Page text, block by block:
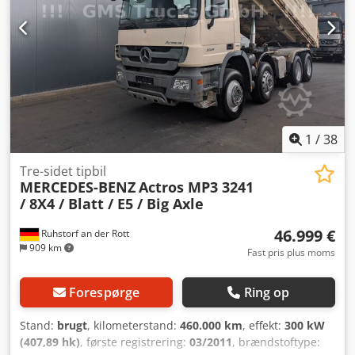
finansiering eller leasing. EU-salg: netto efter forevisning
af firmadokumenter og moms-/VAT-nummer.
Momsdepositum 2000 € Vores service til dig: - Toldplader -
Eksportdokumenter og EUR1-certifikat - Transport over
hele verden - Overnatningsmuligheder - Transport til/fra
München lufthavn eller Passau togstation.
1 /38
Ruhstorf an der Rott
909 km
Tre-sidet tipbil
MERCEDES-BENZActros MP3 3241
/ 8X4 / Blatt / E5 / Big Axle
46.999 €
Fast pris plus moms
Forespørge Ring op
Stand: brugt, kilometerstand: 460.000 km, effekt: 300 kW
(407,89 hk), første registrering: 03/2011, brændstoftype: